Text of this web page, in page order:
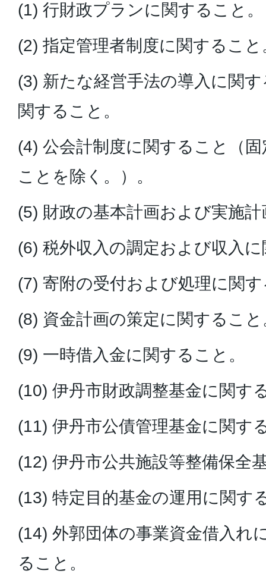
(1) 行財政プランに関すること。
(2) 指定管理者制度に関すること
(3) 新たな経営手法の導入に関
関すること。
(4) 公会計制度に関すること（
ことを除く。）。
(5) 財政の基本計画および実施
(6) 税外収入の調定および収入
(7) 寄附の受付および処理に関
(8) 資金計画の策定に関すること
(9) 一時借入金に関すること。
(10) 伊丹市財政調整基金に関す
(11) 伊丹市公債管理基金に関す
(12) 伊丹市公共施設等整備保全
(13) 特定目的基金の運用に関す
(14) 外郭団体の事業資金借入れ
ること。